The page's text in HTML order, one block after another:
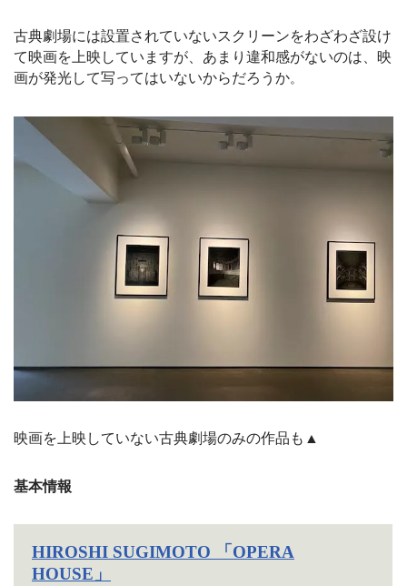
古典劇場には設置されていないスクリーンをわざわざ設け
て映画を上映していますが、あまり違和感がないのは、映
画が発光して写ってはいないからだろうか。
映画を上映していない古典劇場のみの作品も▲
基本情報
HIROSHI SUGIMOTO 「 OPERA
HOUSE」